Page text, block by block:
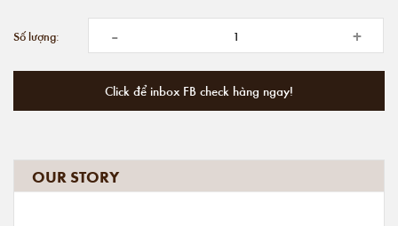
Số lượng: - +
Click để inbox FB check hàng ngay!
OUR STORY